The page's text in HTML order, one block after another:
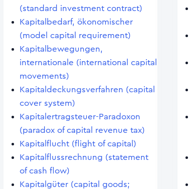
(standard investment contract)
Kapitalbedarf, ökonomischer
(model capital requirement)
Kapitalbewegungen,
internationale (international capital
movements)
Kapitaldeckungsverfahren (capital
cover system)
Kapitalertragsteuer-Paradoxon
(paradox of capital revenue tax)
Kapitalflucht (flight of capital)
Kapitalflussrechnung (statement
of cash flow)
Kapitalgüter (capital goods;